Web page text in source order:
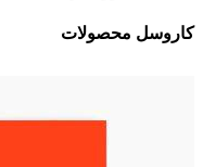
کاروسل محصولات